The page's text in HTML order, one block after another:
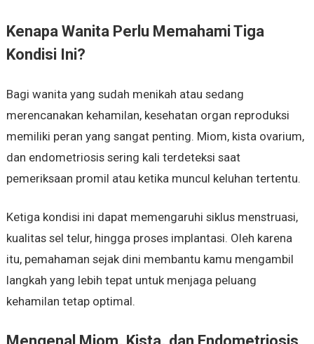
Kenapa Wanita Perlu Memahami Tiga
Kondisi Ini?
Bagi wanita yang sudah menikah atau sedang
merencanakan kehamilan, kesehatan organ reproduksi
memiliki peran yang sangat penting. Miom, kista ovarium,
dan endometriosis sering kali terdeteksi saat
pemeriksaan promil atau ketika muncul keluhan tertentu.
Ketiga kondisi ini dapat memengaruhi siklus menstruasi,
kualitas sel telur, hingga proses implantasi. Oleh karena
itu, pemahaman sejak dini membantu kamu mengambil
langkah yang lebih tepat untuk menjaga peluang
kehamilan tetap optimal.